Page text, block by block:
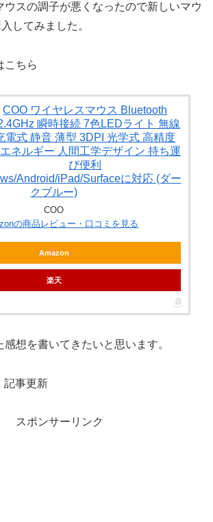
ウスの調子が悪くなったので新しいマウ
してみました。
こちら
COO ワイヤレスマウス Bluetooth
瞬時接続 7色LEDライト 無線
電式 静音 薄型 3DPI 光学式 高精度
ネルギー 人間工学デザイン 持ち運
び便利
Android/iPad/Surfaceに対応 (ダー
クブルー)
COO
の商品レビュー・口コミを見る
Amazon
楽天
想を書いてきたいと思います。
事更新
スポンサーリンク